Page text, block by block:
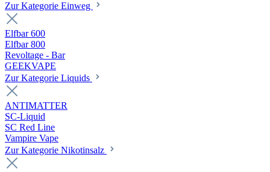
Zur Kategorie Einweg
Elfbar 600
Elfbar 800
Revoltage - Bar
GEEKVAPE
Zur Kategorie Liquids
ANTIMATTER
SC-Liquid
SC Red Line
Vampire Vape
Zur Kategorie Nikotinsalz